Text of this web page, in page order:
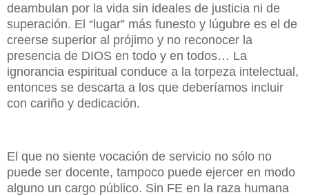
deambulan por la vida sin ideales de justicia ni de
superación. El “lugar” más funesto y lúgubre es el de
creerse superior al prójimo y no reconocer la
presencia de DIOS en todo y en todos… La
ignorancia espiritual conduce a la torpeza intelectual,
entonces se descarta a los que deberíamos incluir
con cariño y dedicación.
El que no siente vocación de servicio no sólo no
puede ser docente, tampoco puede ejercer en modo
alguno un cargo público. Sin FE en la raza humana